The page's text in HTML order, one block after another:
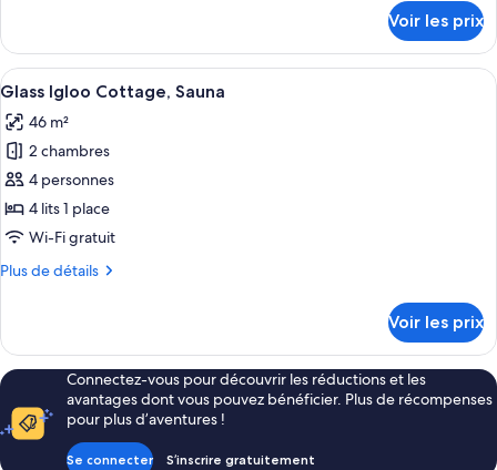
Cottage,
Sauna
le
type
de
chambre
Superior
Plus
Cottage,
Sauna
Voir les prix
Afficher
toutes
les
photos
pour
ce
type
chambre :
Cottage,
Sauna
Glass Igloo Cottage, Sauna |
7
Glass Igloo Cottage, Sauna
46 m²
2 chambres
4 personnes
4 lits 1 place
Wi-Fi gratuit
Plus de détails
Plus
le
type
de
chambre
Glass
Voir les prix
Connectez-vous pour découvrir les réductions et les
avantages dont vous pouvez bénéficier. Plus de récompenses
pour plus d’aventures !
Se connecter S’inscrire gratuitement